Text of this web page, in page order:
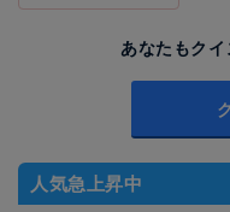
あなたもク
人気急上昇中